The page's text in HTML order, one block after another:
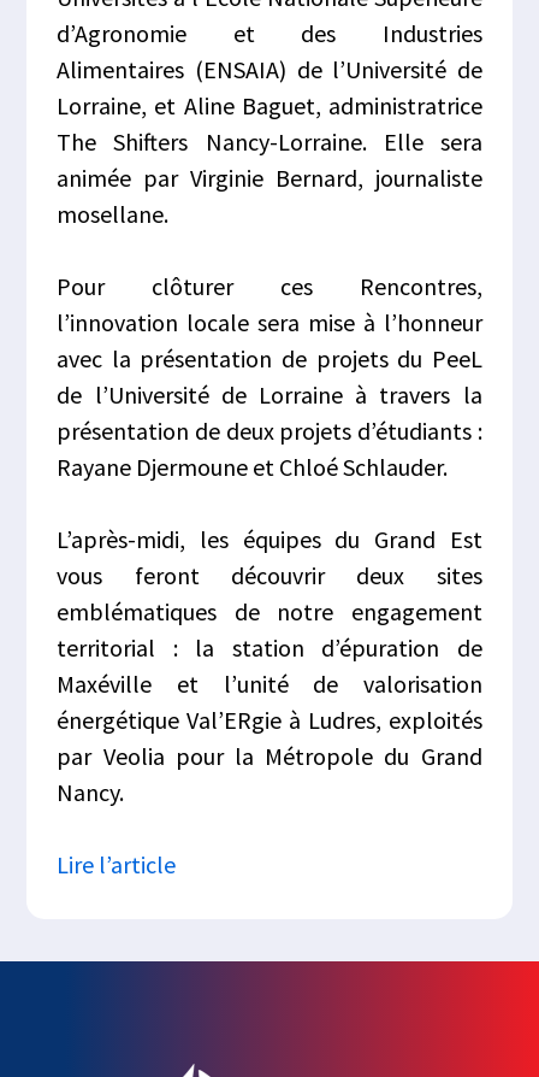
d’Agronomie et des Industries
Alimentaires (ENSAIA) de l’Université de
Lorraine, et Aline Baguet, administratrice
The Shifters Nancy-Lorraine. Elle sera
animée par Virginie Bernard, journaliste
mosellane.
Pour clôturer ces Rencontres,
l’innovation locale sera mise à l’honneur
avec la présentation de projets du PeeL
de l’Université de Lorraine à travers la
présentation de deux projets d’étudiants :
Rayane Djermoune et Chloé Schlauder.
L’après-midi, les équipes du Grand Est
vous feront découvrir deux sites
emblématiques de notre engagement
territorial : la station d’épuration de
Maxéville et l’unité de valorisation
énergétique Val’ERgie à Ludres, exploités
par Veolia pour la Métropole du Grand
Nancy.
Lire l’article